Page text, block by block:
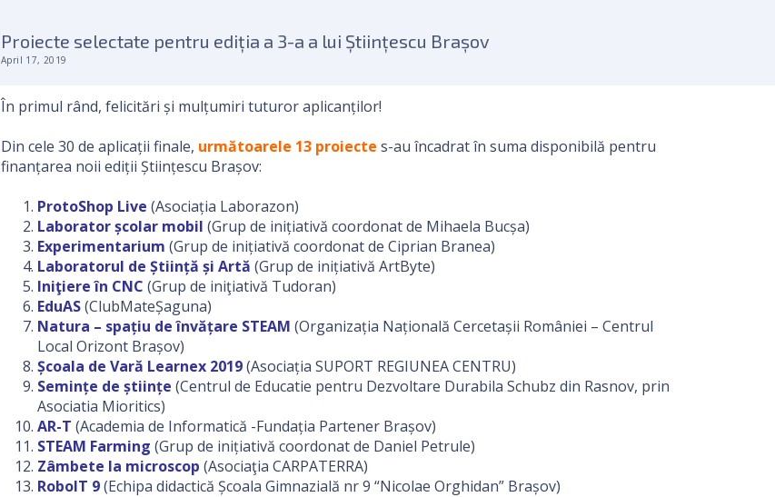
Proiecte selectate pentru ediția a 3-a a lui Științescu Brașov
April 17, 2019
În primul rând, felicitări și mulțumiri tuturor aplicanților!
Din cele 30 de aplicații finale, următoarele 13 proiecte s-au încadrat în suma disponibilă pentru
finanțarea noii ediții Științescu Brașov:
ProtoShop Live (Asociația Laborazon)
Laborator școlar mobil (Grup de inițiativă coordonat de Mihaela Bucșa)
Experimentarium (Grup de inițiativă coordonat de Ciprian Branea)
Laboratorul de Știință și Artă (Grup de inițiativă ArtByte)
Iniţiere în CNC (Grup de iniţiativă Tudoran)
EduAS(ClubMateȘaguna)
Natura – spațiu de învățare STEAM (Organizația Națională Cercetașii României – Centrul
Local Orizont Brașov)
Școala de Vară Learnex 2019(Asociația SUPORT REGIUNEA CENTRU)
Semințe de științe (Centrul de Educatie pentru Dezvoltare Durabila Schubz din Rasnov, prin
Asociatia Mioritics)
AR-T (Academia de Informatică -Fundația Partener Brașov)
STEAM Farming (Grup de inițiativă coordonat de Daniel Petrule)
Zâmbete la microscop (Asociaţia CARPATERRA)
RoboIT 9(Echipa didactică Școala Gimnazială nr 9 “Nicolae Orghidan” Brașov)